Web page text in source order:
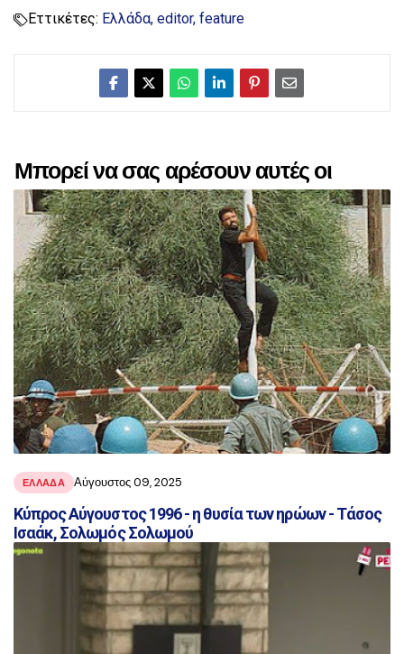
Εττικέτες: Ελλάδα editor feature
Μπορεί να σας αρέσουν αυτές οι
αναρτήσεις
ΕΛΛΆΔΑ Αύγουστος 09, 2025
Κύπρος Αύγουστος 1996 - η θυσία των ηρώων - Τάσος
Ισαάκ, Σολωμός Σολωμού